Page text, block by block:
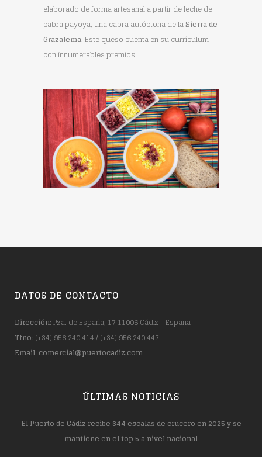
elaborado de forma artesanal a partir de leche de
cabra payoya, una cabra autóctona de laSierra de
Grazalema. Este queso cuenta en su currículum
con innumerables premios.
DATOS DE CONTACTO
Dirección: Pza. de España, 17 11006 Cádiz - España
Tfno: (+34) 956 240 414 / (+34) 956 240 447
Email: comercial@puertocadiz.com
ÚLTIMAS NOTICIAS
El Puerto de Cádiz recibe 344 escalas de crucero en 2025 y se
mantiene en el top 5 a nivel nacional